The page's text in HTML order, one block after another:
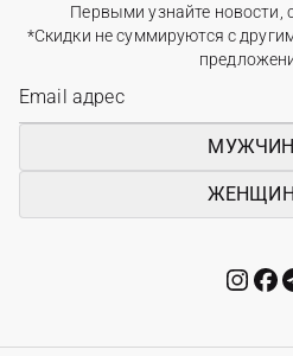
Первыми узнайте новости,
*Скидки не суммируются с